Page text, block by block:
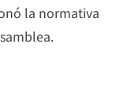
la normativa